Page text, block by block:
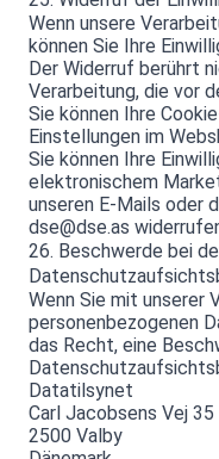
Wenn unsere
können Sie Ihre
Der Widerruf berührt
Verarbeitung, die vor
Sie können Ihre
Einstellungen im
Sie können Ihre
elektronischem
unseren E-Mails oder
dse@dse.as
26. Beschwerde bei
Wenn Sie mit unserer
personenbezogenen
das Recht, eine
Datatilsynet
Carl Jacobsens Vej 35
2500 Valby